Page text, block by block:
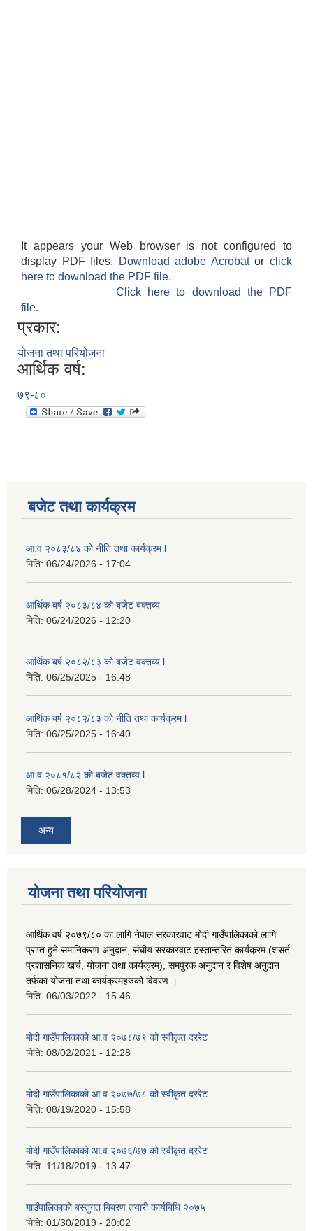
It appears your Web browser is not configured to
display PDF files.
Download adobe Acrobatorclick
here to download the PDF file.
Click here to download the PDF
file.
प्रकार:
योजना तथा परियोजना
आर्थिक वर्ष:
७९-८०
बजेट तथा कार्यक्रम
आ.व २०८३/८४ को नीति तथा कार्यक्रम l
मिति: 06/24/2026 - 17:04
आर्थिक बर्ष २०८३/८४ को बजेट बक्तव्य
मिति: 06/24/2026 - 12:20
आर्थिक बर्ष २०८२/८३ को बजेट वक्तव्य l
मिति: 06/25/2025 - 16:48
आर्थिक बर्ष २०८२/८३ को नीति तथा कार्यक्रम l
मिति: 06/25/2025 - 16:40
आ.व २०८१/८२ को बजेट वक्तव्य l
मिति: 06/28/2024 - 13:53
अन्य
योजना तथा परियोजना
आर्थिक वर्ष २०७९/८० का लागि नेपाल सरकारवाट मोदी गाउँपालिकाको लागि
प्राप्त हुने समानिकरण अनुदान, संघीय सरकारवाट हस्तान्तरित कार्यक्रम (शसर्त
प्रशासनिक खर्च, योजना तथा कार्यक्रम), समपुरक अनुदान र विशेष अनुदान
तर्फका योजना तथा कार्यक्रमहरुको विवरण ।
मिति: 06/03/2022 - 15:46
मोदी गाउँपालिकाको आ.व २०७८/७९ को स्वीकृत दररेट
मिति: 08/02/2021 - 12:28
मोदी गाउँपालिकाको आ.व २०७७/७८ को स्वीकृत दररेट
मिति: 08/19/2020 - 15:58
मोदी गाउँपालिकाको आ.व २०७६/७७ को स्वीकृत दररेट
मिति: 11/18/2019 - 13:47
गाउँपालिकाको बस्तुगत बिबरण तयारी कार्यबिधि २०७५
मिति: 01/30/2019 - 20:02